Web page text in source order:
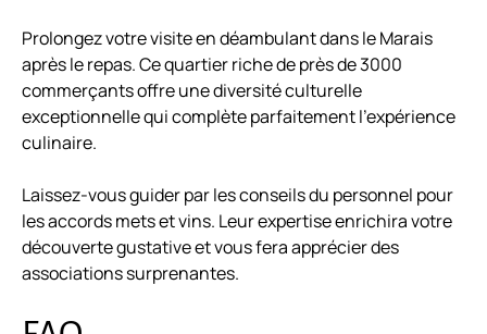
Prolongez votre visite en déambulant dans le Marais
après le repas. Ce quartier riche de près de 3000
commerçants offre une diversité culturelle
exceptionnelle qui complète parfaitement l’expérience
culinaire.
Laissez-vous guider par les conseils du personnel pour
les accords mets et vins. Leur expertise enrichira votre
découverte gustative et vous fera apprécier des
associations surprenantes.